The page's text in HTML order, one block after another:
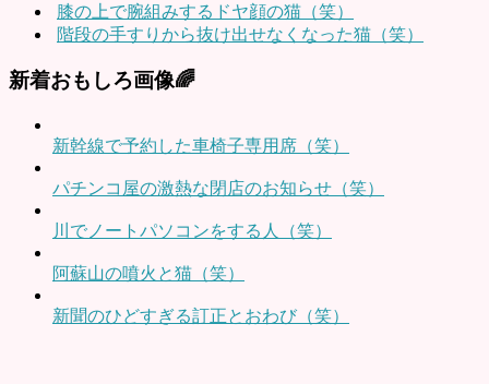
膝の上で腕組みするドヤ顔の猫（笑）
階段の手すりから抜け出せなくなった猫（笑）
新着おもしろ画像🌈
新幹線で予約した車椅子専用席（笑）
パチンコ屋の激熱な閉店のお知らせ（笑）
川でノートパソコンをする人（笑）
阿蘇山の噴火と猫（笑）
新聞のひどすぎる訂正とおわび（笑）